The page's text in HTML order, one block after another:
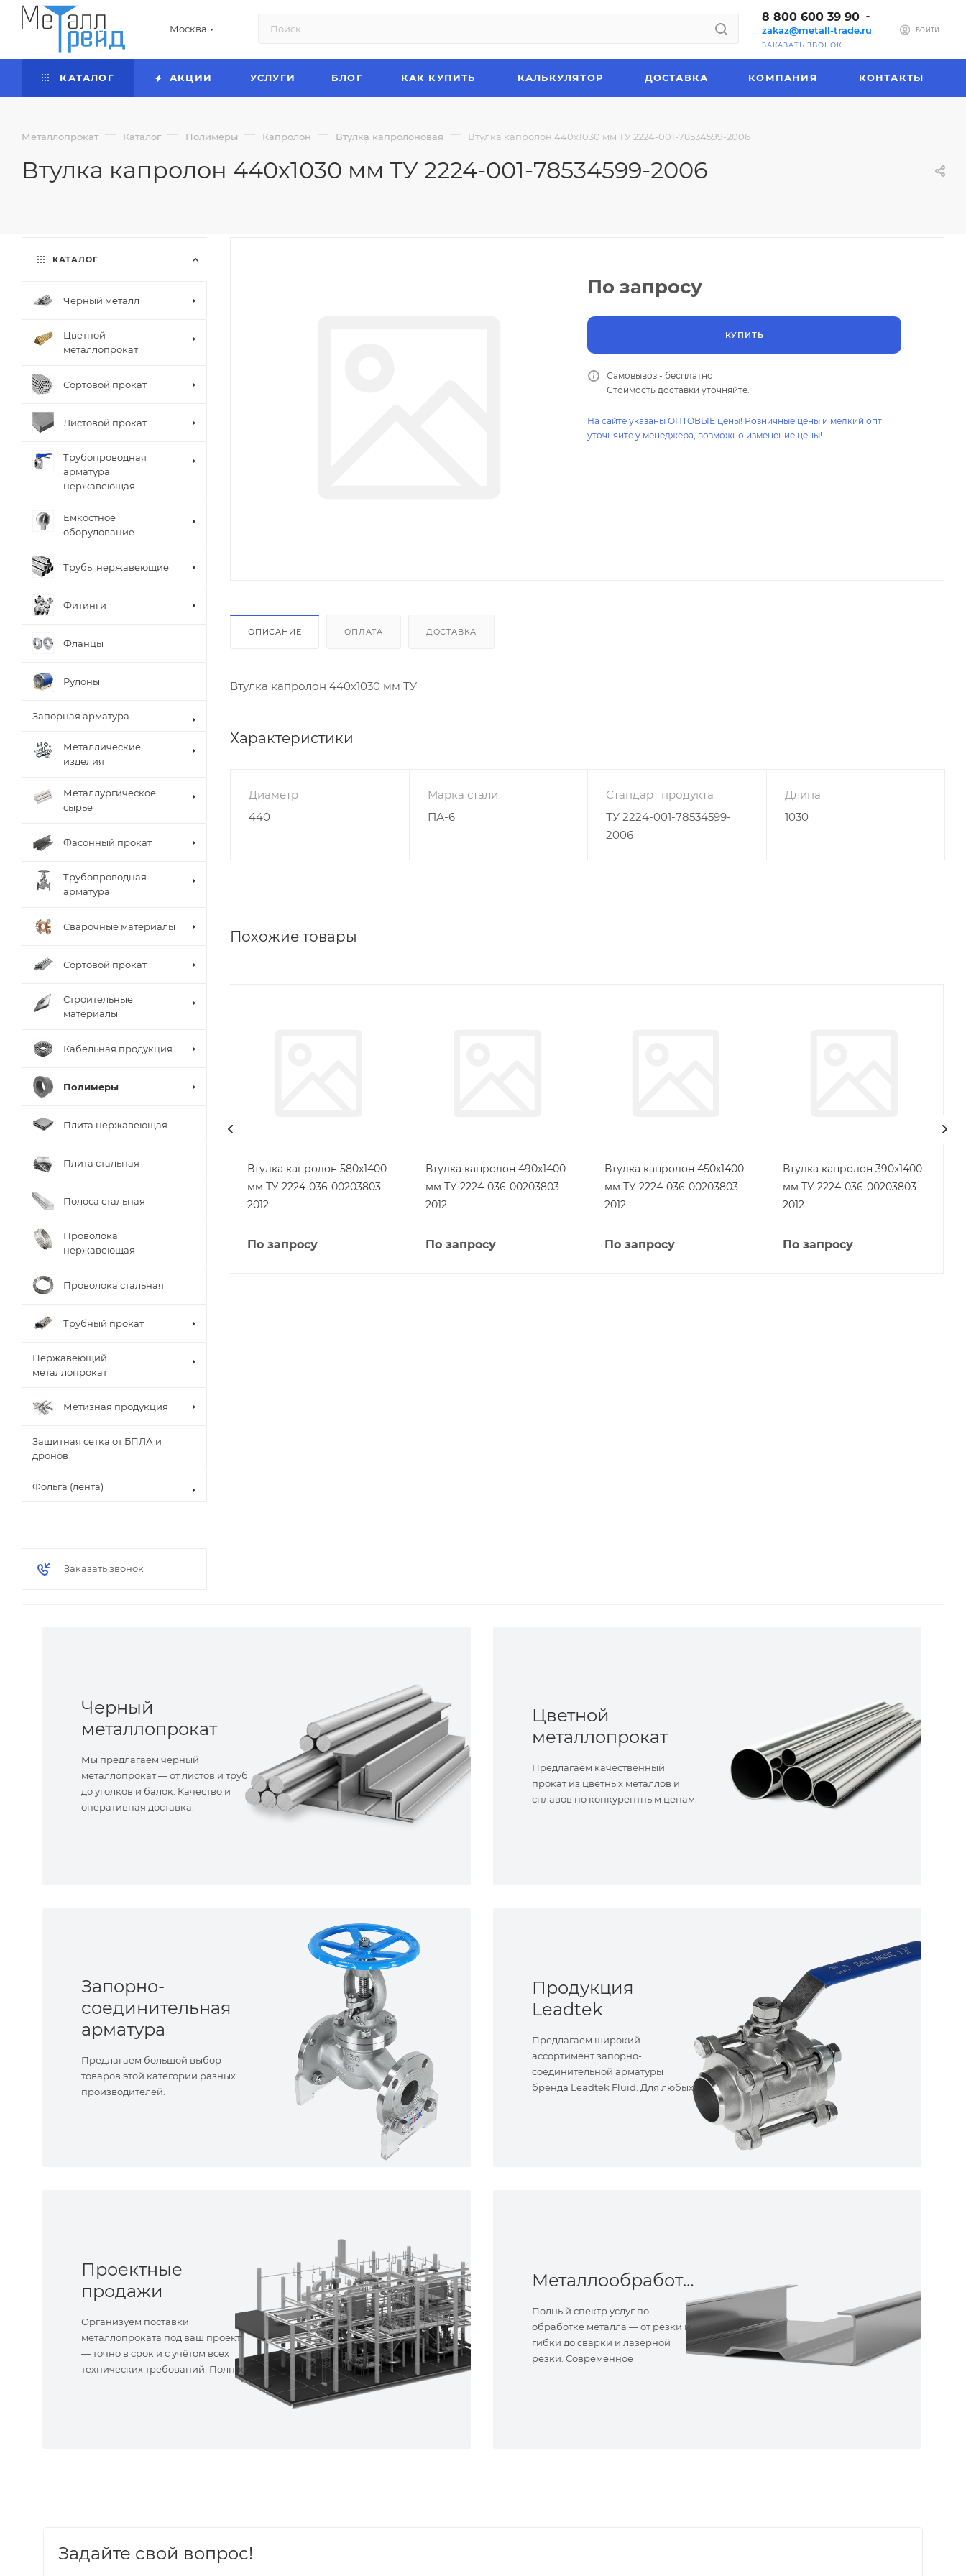
Москва
8 800 600 39 90
zakaz@metall-trade.ru
ЗАКАЗАТЬ ЗВОНОК
ВОЙТИ
КАТАЛОГ АКЦИИ УСЛУГИ БЛОГ КАК КУПИТЬ КАЛЬКУЛЯТОР ДОСТАВКА КОМПАНИЯ КОНТАКТЫ
Металлопрокат — Каталог — Полимеры — Капролон — Втулка капролоновая — Втулка капролон 440х1030 мм ТУ 2224-001-78534599-2006
Втулка капролон 440х1030 мм ТУ 2224-001-78534599-2006
По запросу
КУПИТЬ
Самовывоз - бесплатно!
Стоимость доставки уточняйте.
На сайте указаны ОПТОВЫЕ цены! Розничные цены и мелкий опт
уточняйте у менеджера, возможно изменение цены!
ОПИСАНИЕ ОПЛАТА ДОСТАВКА
Втулка капролон 440х1030 мм ТУ
Характеристики
Диаметр
440
Марка стали
ПА-6
Стандарт продукта
ТУ 2224-001-78534599-
2006
Длина
1030
Похожие товары
Втулка капролон 580х1400
мм ТУ 2224-036-00203803-
2012
По запросу
Втулка капролон 490х1400
мм ТУ 2224-036-00203803-
2012
По запросу
Втулка капролон 450х1400
мм ТУ 2224-036-00203803-
2012
По запросу
Втулка капролон 390х1400
мм ТУ 2224-036-00203803-
2012
По запросу
КАТАЛОГ
Черный металл
Цветной
металлопрокат
Сортовой прокат
Листовой прокат
Трубопроводная
арматура
нержавеющая
Емкостное
оборудование
Трубы нержавеющие
Фитинги
Фланцы
Рулоны
Запорная арматура
Металлические
изделия
Металлургическое
сырье
Фасонный прокат
Трубопроводная
арматура
Сварочные материалы
Сортовой прокат
Строительные
материалы
Кабельная продукция
Полимеры
Плита нержавеющая
Плита стальная
Полоса стальная
Проволока
нержавеющая
Проволока стальная
Трубный прокат
Нержавеющий
металлопрокат
Метизная продукция
Защитная сетка от БПЛА и
дронов
Фольга (лента)
Заказать звонок
Черный
металлопрокат
Мы предлагаем черный
металлопрокат — от листов и труб
до уголков и балок. Качество и
оперативная доставка.
Цветной
металлопрокат
Предлагаем качественный
прокат из цветных металлов и
сплавов по конкурентным ценам.
Запорно-
соединительная
арматура
Предлагаем большой выбор
товаров этой категории разных
производителей.
Продукция
Leadtek
Предлагаем широкий
ассортимент запорно-
соединительной арматуры
бренда Leadtek Fluid. Для любых
Проектные
продажи
Организуем поставки
металлопроката под ваш проект
— точно в срок и с учётом всех
технических требований. Полное
Металлообработка
Полный спектр услуг по
обработке металла — от резки и
гибки до сварки и лазерной
резки. Современное
Задайте свой вопрос!